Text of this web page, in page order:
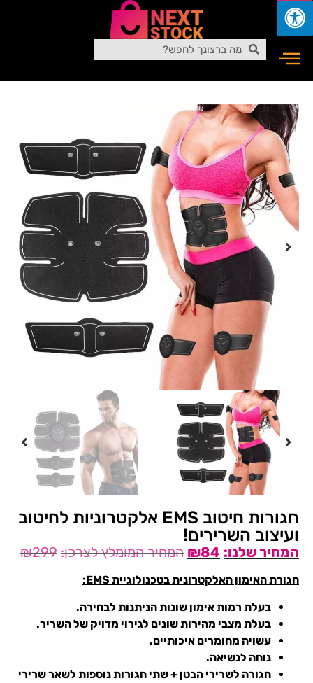
חגורות חיטוב EMS אלקטרוניות לחיטוב
ועיצוב השרירים!
₪299 ₪84
חגורת האימון האלקטרונית בטכנולוגיית EMS:
בעלת רמות אימון שונות הניתנות לבחירה.
בעלת מצבי מהירות שונים לגירוי מדויק של השריר.
עשויה מחומרים איכותיים.
נוחה לנשיאה.
חגורה לשרירי הבטן + שתי חגורות נוספות לשאר שרירי